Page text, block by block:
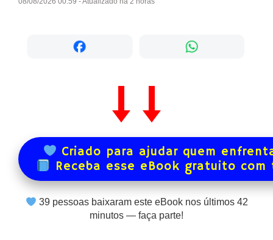
Criado para ajudar quem
Receba esse eBook gratuito
39pessoas baixaram este eBook nos últimos 42
minutos — faça parte!